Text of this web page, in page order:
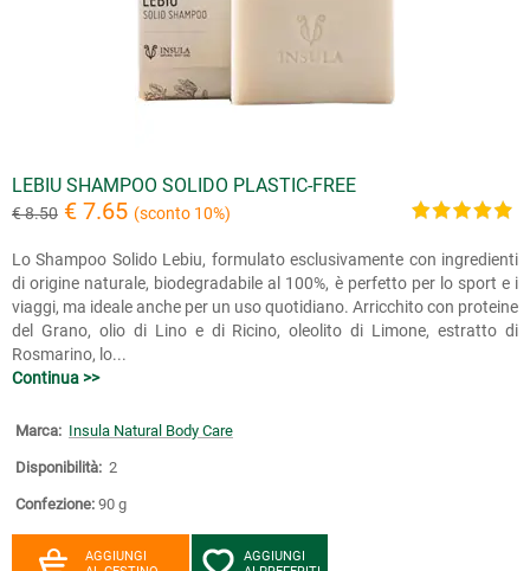
LEBIU SHAMPOO SOLIDO PLASTIC-FREE
€ 8.50 € 7.65 (sconto 10%)
Lo Shampoo Solido Lebiu, formulato esclusivamente con ingredienti
di origine naturale, biodegradabile al 100%, è perfetto per lo sport e i
viaggi, ma ideale anche per un uso quotidiano. Arricchito con proteine
del Grano, olio di Lino e di Ricino, oleolito di Limone, estratto di
Rosmarino, lo...
Continua >>
Marca: Insula Natural Body Care
Disponibilità: 2
Confezione: 90 g
AGGIUNGI
AGGIUNGI